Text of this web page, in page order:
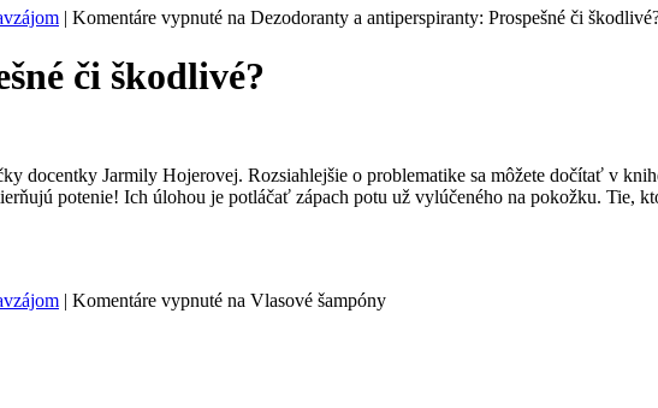
| Komentáre vypnuté na Dezodoranty a antiperspiranty: Prospešné či
či škodlivé?
docentky Jarmily Hojerovej. Rozsiahlejšie o problematike sa môžete dočítať v
potenie! Ich úlohou je potláčať zápach potu už vylúčeného na pokožku. Tie,
| Komentáre vypnuté na Vlasové šampóny